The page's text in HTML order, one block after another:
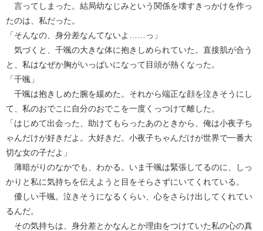
言ってしまった。結局幼なじみという関係を壊すきっかけを作っ
たのは、私だった。
「そんなの、身分差なんてないよ……っ」
気づくと、千颯の大きな体に抱きしめられていた。直接肌が合う
と、私はなぜか胸がいっぱいになって目頭が熱くなった。
「千颯」
千颯は抱きしめた腕を緩めた。それから端正な顔を泣きそうにし
て、私のおでこに自分のおでこを一度くっつけて離した。
「はじめて出会った、助けてもらったあのときから、俺は小夜子ち
ゃんだけが好きだよ。大好きだ。小夜子ちゃんだけが世界で一番大
切な女の子だよ」
薄暗がりのなかでも、わかる。いま千颯は緊張してるのに、しっ
かりと私に気持ちを伝えようと目をそらさずにいてくれている。
優しい千颯。泣きそうになるくらい、心をさらけ出してくれてい
るんだ。
その気持ちは、身分差とかなんとか理由をつけていた私の心の真